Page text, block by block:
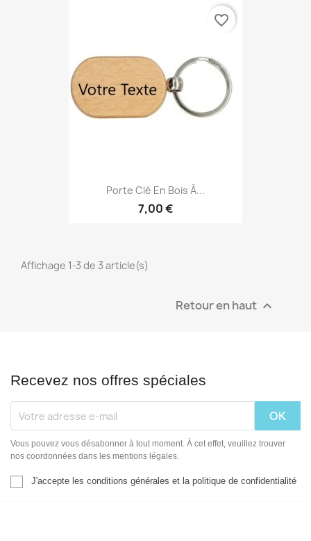
Porte Clé En Bois À...
7,00 €
favorite_border
Affichage 1-3 de 3 article(s)
Retour en haut 
Recevez nos offres spéciales
Vous pouvez vous désabonner à tout moment. À cet effet, veuillez trouver
nos coordonnées dans les mentions légales.
J'accepte les conditions générales et la politique de confidentialité